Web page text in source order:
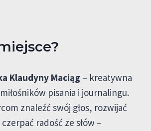
Klaudyny Maciąg – kreatywna
pisania i journalingu.
znaleźć swój głos, rozwijać
radość ze słów –